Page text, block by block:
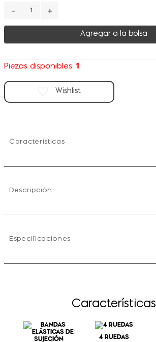
＋
－
Agregar a la bolsa
Piezas disponibles: 1
Características
Descripción
Especificaciones
Características
4 RUEDAS